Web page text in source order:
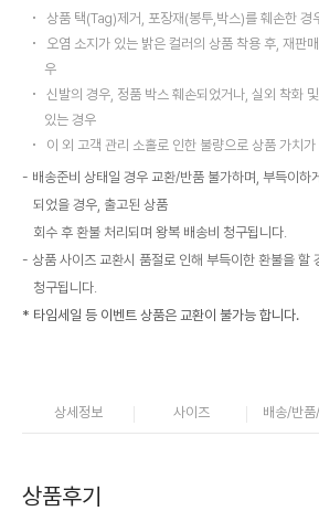
상품 택(Tag)제거, 포장재(봉투,박스)를 훼손한 경
오염 소지가 있는 밝은 컬러의 상품 착용 후, 재판
우
신발의 경우, 정품 박스 훼손되었거나, 실외 착화
있는 경우
이 외 고객 관리 소홀로 인한 불량으로 상품 가치
배송준비 상태일 경우 교환/반품 불가하며, 부득이하
되었을 경우, 출고된 상품
회수 후 환불 처리되며 왕복 배송비 청구됩니다.
상품 사이즈 교환시 품절로 인해 부득이한 환불을 할
청구됩니다.
* 타임세일 등 이벤트 상품은 교환이 불가능 합니다.
상세정보 사이즈 배송/반
상품후기